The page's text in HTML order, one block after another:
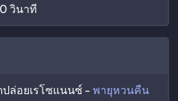
วินาที
ล่อยเรโซแนนซ์ -พายุหวนคืน